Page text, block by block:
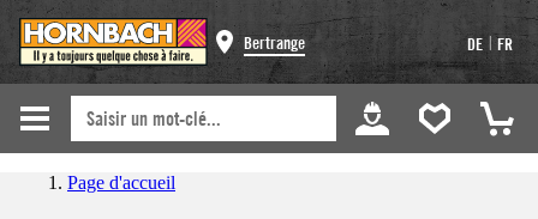
Bertrange DE | FR
Page d'accueil